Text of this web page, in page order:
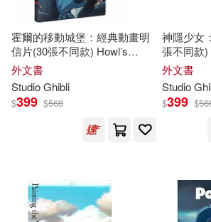
Kruger(1)
Leader and Jake Cunningham(1)
Oh(1) Rayna (EDT)(1)
宮崎駿STUDIO GHIBLI(1)
可港澳店取(138)
可新加坡店取(137)
可菲律賓店取(138)
一個月內上市新品(5)
霍爾的移動城堡：經典動畫明
信片(30張不同款) Howl’s
Moving Castle: 30 Postcards
外文書
StudioGhibli
$399 $568
神隱少女
張不同款)
Postcards
外文書
Studio
$399 $